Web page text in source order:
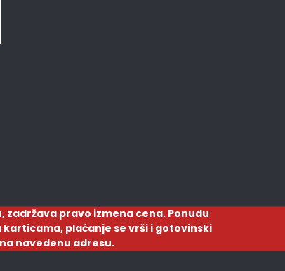
pravo izmena cena. Ponudu
plaćanje se vrši i gotovinski
navedenu adresu.